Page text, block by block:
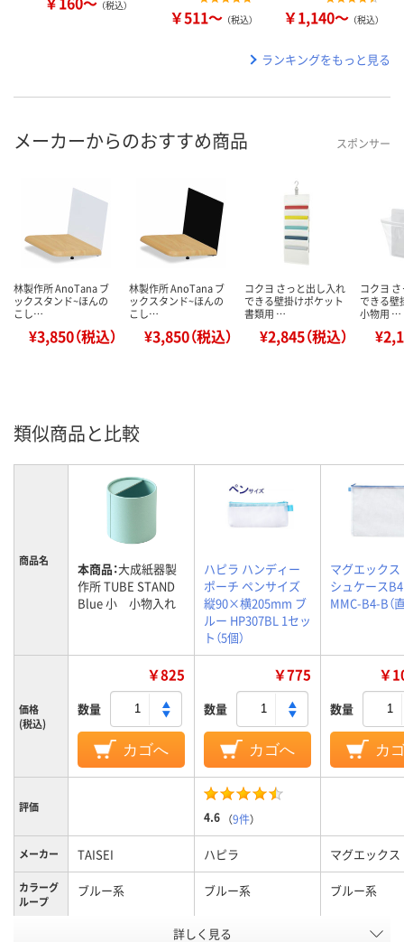
（税込）
￥511～ （税込） ￥1,140～ （税込）
ランキングをもっと見る
メーカーからのおすすめ商品 スポンサー
林製作所 AnoTana ブ
ックスタンド~ほんの
こし…
¥3,850（税込）
林製作所 AnoTana ブ
ックスタンド~ほんの
こし…
¥3,850（税込）
コクヨ さっと出し入れ
できる壁掛けポケット
書類用 …
¥2,845（税込）
コクヨ
できる壁
小物用 …
類似商品と比較
商品名 本商品：大成紙器製
作所 TUBE STAND
Blue 小 小物入れ
ハピラ ハンディー
ポーチ ペンサイズ
縦90×横205mm ブ
ルー HP307BL 1セッ
ト（5個）
マグエックス
シュケース
MMC-B4-B（
価格
(税込)
￥825
数量
カゴへ
￥775
数量
カゴへ
￥
数量
カ
評価
4.6 （9件）
メーカー TAISEI ハピラ マグエックス
カラーグ
ループ
ブルー系 ブルー系 ブルー系
詳しく見る